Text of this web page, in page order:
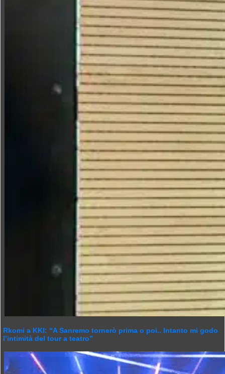
Rkomi a KKI: “A Sanremo tornerò prima o poi.. Intanto mi godo
l’intimità del tour a teatro”